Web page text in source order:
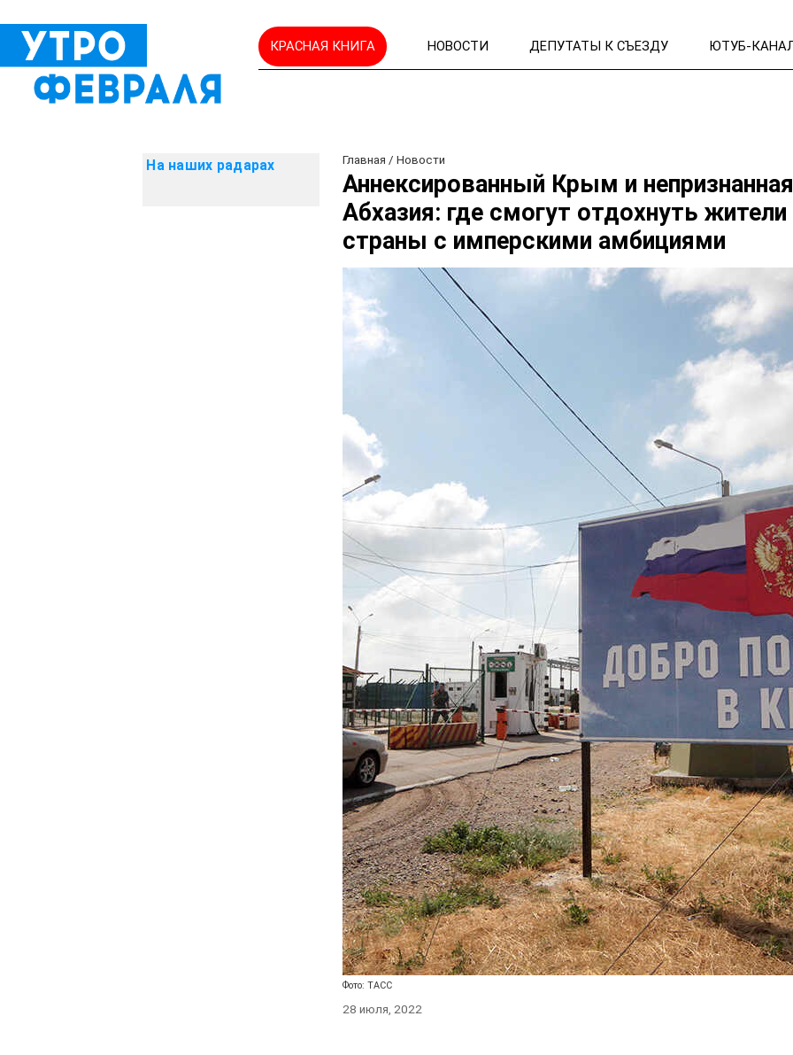
КРАСНАЯ КНИГА НОВОСТИ ДЕПУТАТЫ К СЪЕЗДУ ЮТУБ-КАНАЛ
На наших радарах Главная /Новости
Аннексированный Крым и непризнанная
Абхазия: где смогут отдохнуть жители
страны с имперскими амбициями
Фото: ТАСС
28 июля, 2022